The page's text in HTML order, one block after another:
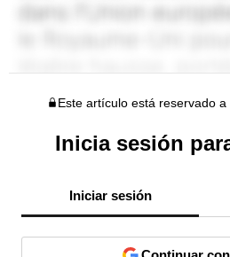
Este artículo está reservado
Inicia sesión
Iniciar sesión